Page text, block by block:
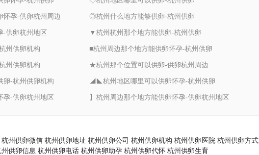
孕-供卵杭州周边 ◎杭州什么地方能够供卵-杭州供卵
-供卵杭州地区 ▼杭州杭州那个地方能供卵-杭州供卵
州供卵机构 ■杭州周边那个地方能供卵怀孕-杭州供卵
州供卵机构 ★杭州那个位置可以供卵-供卵杭州周边
-杭州供卵机构 ◢◣杭州地区哪里可以供卵怀孕-杭州供卵
-供卵杭州地区 】杭州周边那个地方能供卵怀孕-供卵杭州地区
杭州供卵微信 杭州供卵地址 杭州供卵公司 杭州供卵机构 杭州供卵医院 杭州供卵方式
州供卵信息 杭州供卵电话 杭州供卵助孕 杭州供卵代怀 杭州供卵生育